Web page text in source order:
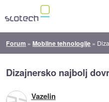
Forum »Mobilne tehnologije »
Dizajnersko najbolj
Vazelin